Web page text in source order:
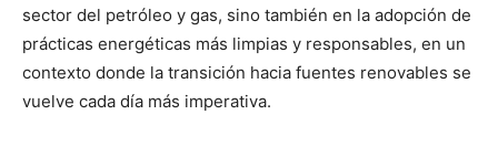
sector del petróleo y gas, sino también en la adopción de
prácticas energéticas más limpias y responsables, en un
contexto donde la transición hacia fuentes renovables se
vuelve cada día más imperativa.